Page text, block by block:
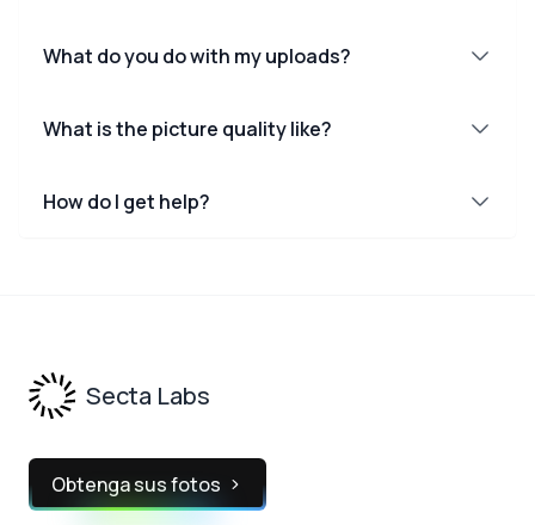
What do you do with my uploads?
What is the picture quality like?
How do I get help?
Secta Labs
Obtenga sus fotos